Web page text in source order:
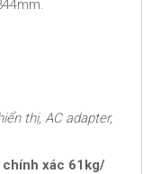
thị, AC adapter,
chính xác 61kg/